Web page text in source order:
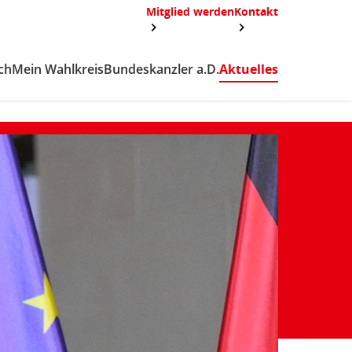
Mitglied werdenKontakt
Mein WahlkreisBundeskanzler a.D.Aktuelles